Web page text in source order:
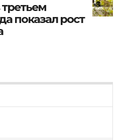
третьем
показал рост